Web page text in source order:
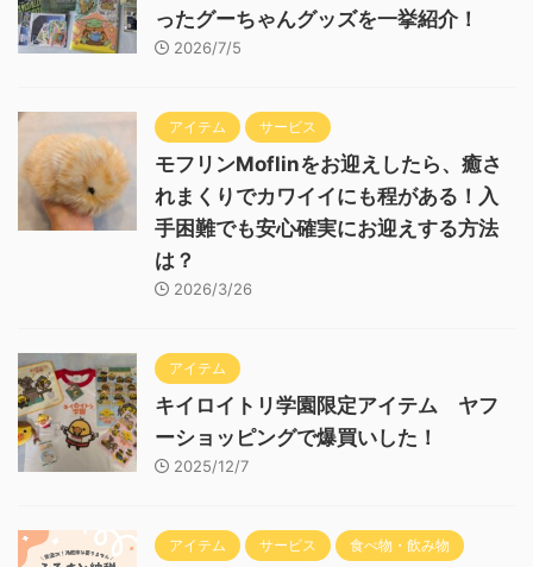
ったグーちゃんグッズを一挙紹介！
2026/7/5
アイテム サービス
モフリンMoflinをお迎えしたら、癒さ
れまくりでカワイイにも程がある！入
手困難でも安心確実にお迎えする方法
は？
2026/3/26
アイテム
キイロイトリ学園限定アイテム ヤフ
ーショッピングで爆買いした！
2025/12/7
アイテム サービス 食べ物・飲み物